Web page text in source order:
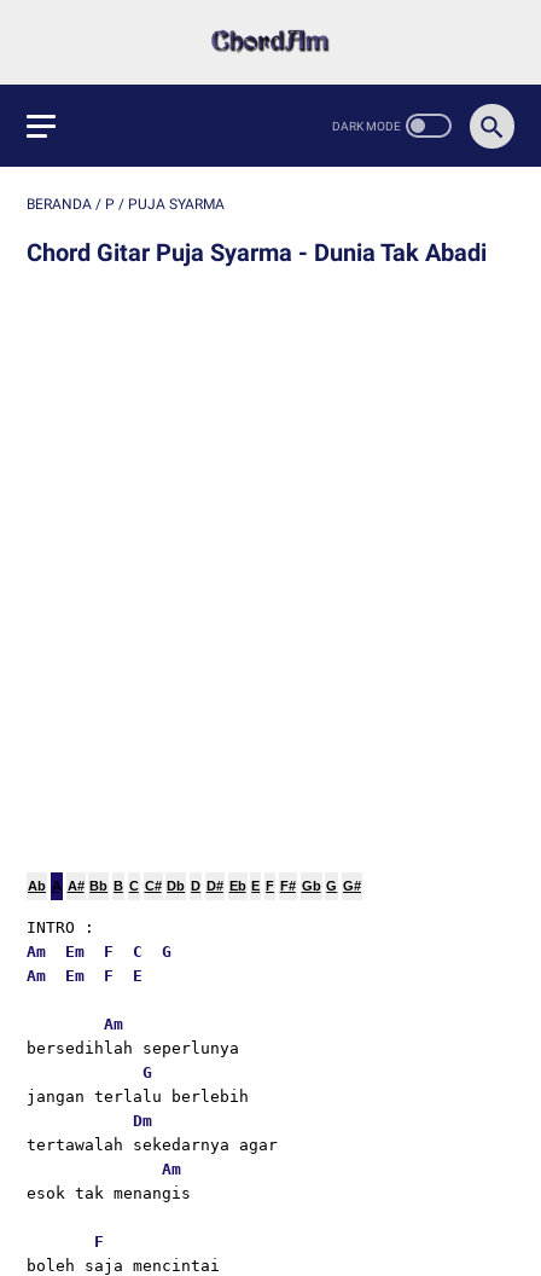
BERANDA / P / PUJA SYARMA
Chord Gitar Puja Syarma - Dunia Tak Abadi
Ab A A# Bb B C C# Db D D# Eb E F F# Gb G G#
INTRO :
Am
Em F C
G
Am
Em F E
Am
bersedihlah seperlunya
G
jangan terlalu berlebih
Dm
tertawalah sekedarnya agar
Am
esok tak menangis
F
boleh saja mencintai